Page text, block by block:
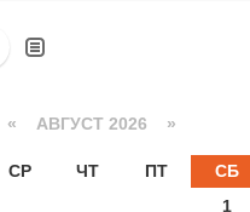
« АВГУСТ 2026 »
СР ЧТ ПТ СБ
1